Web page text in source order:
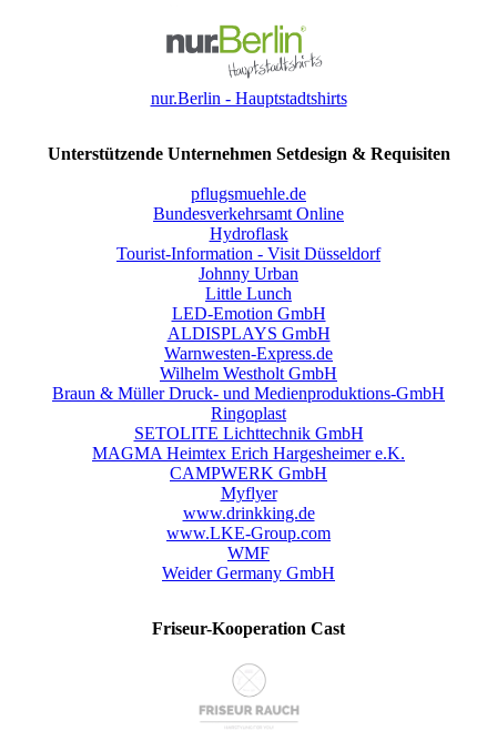
nur.Berlin - Hauptstadtshirts
Unterstützende Unternehmen Setdesign & Requisiten
pflugsmuehle.de
Bundesverkehrsamt Online
Hydroflask
Tourist-Information - Visit Düsseldorf
Johnny Urban
Little Lunch
LED-Emotion GmbH
ALDISPLAYS GmbH
Warnwesten-Express.de
Wilhelm Westholt GmbH
Braun & Müller Druck- und Medienproduktions-GmbH
Ringoplast
SETOLITE Lichttechnik GmbH
MAGMA Heimtex Erich Hargesheimer e.K.
CAMPWERK GmbH
Myflyer
www.drinkking.de
www.LKE-Group.com
WMF
Weider Germany GmbH
Friseur-Kooperation Cast